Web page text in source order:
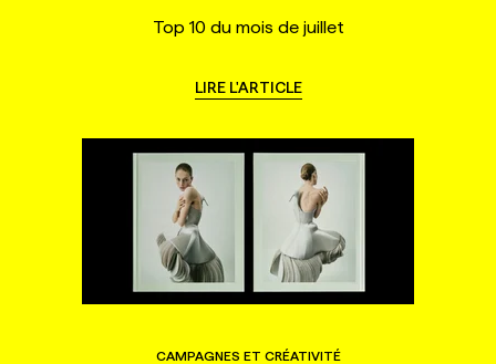
Top 10 du mois de juillet
LIRE L'ARTICLE
CAMPAGNES ET CRÉATIVITÉ